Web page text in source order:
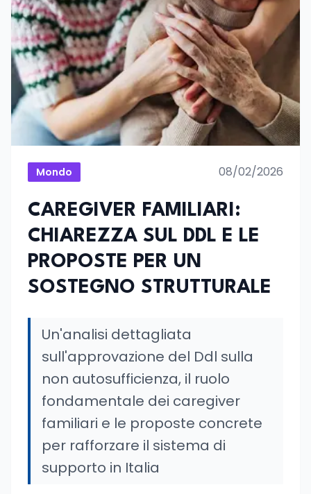
Mondo 08/02/2026
CAREGIVER FAMILIARI:
CHIAREZZA SUL DDL E LE
PROPOSTE PER UN
SOSTEGNO STRUTTURALE
Un'analisi dettagliata
sull'approvazione del Ddl sulla
non autosufficienza, il ruolo
fondamentale dei caregiver
familiari e le proposte concrete
per rafforzare il sistema di
supporto in Italia